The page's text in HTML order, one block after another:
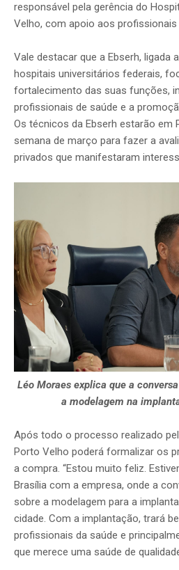
responsável pela gerência do
Velho, com apoio aos profissionais
Vale destacar que a Ebserh, ligada
hospitais universitários federais,
fortalecimento das suas funções,
profissionais de saúde e a
Os técnicos da Ebserh estarão em
semana de março para fazer a
privados que manifestaram
Léo Moraes explica que a
a modelagem na
Após todo o processo realizado
Porto Velho poderá formalizar os
a compra. “Estou muito feliz.
Brasília com a empresa, onde a
sobre a modelagem para a
cidade. Com a implantação, trará
profissionais da saúde e
que merece uma saúde de